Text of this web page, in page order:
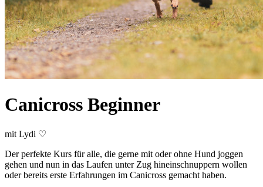
Canicross Beginner
mit Lydi ♡
Der perfekte Kurs für alle, die gerne mit oder ohne Hund joggen
gehen und nun in das Laufen unter Zug hineinschnuppern wollen
oder bereits erste Erfahrungen im Canicross gemacht haben.